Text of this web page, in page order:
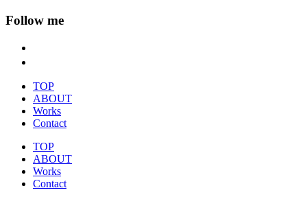
Follow me
TOP
ABOUT
Works
Contact
TOP
ABOUT
Works
Contact